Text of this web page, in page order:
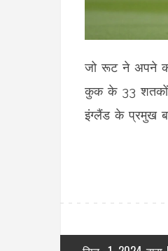
जो रूट ने अपने
कुक के 33 शतकों
इंग्लैंड के प्रमुख